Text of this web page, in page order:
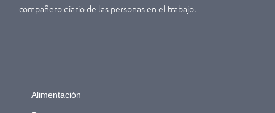
compañero diario de las personas en el trabajo.
Alimentación